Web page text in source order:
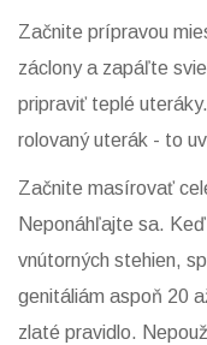
Začnite prípravou
záclony a zapáľte
pripraviť teplé
rolovaný uterák - to
Začnite masírovať
Neponáhľajte sa.
vnútorných stehien,
genitáliám aspoň 20
zlaté pravidlo.